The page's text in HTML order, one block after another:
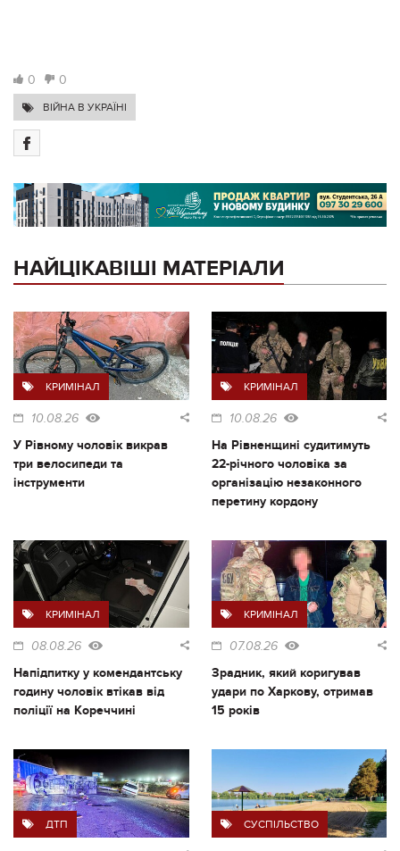
0 0
ВІЙНА В УКРАЇНІ
НАЙЦІКАВІШІ МАТЕРІАЛИ
КРИМІНАЛ
10.08.26
У Рівному чоловік викрав
три велосипеди та
інструменти
КРИМІНАЛ
10.08.26
На Рівненщині судитимуть
22-річного чоловіка за
організацію незаконного
перетину кордону
КРИМІНАЛ
08.08.26
Напідпитку у комендантську
годину чоловік втікав від
поліції на Кореччині
КРИМІНАЛ
07.08.26
Зрадник, який коригував
удари по Харкову, отримав
15 років
ДТП СУСПІЛЬСТВО